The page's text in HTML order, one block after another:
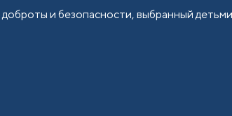
и безопасности, выбранный